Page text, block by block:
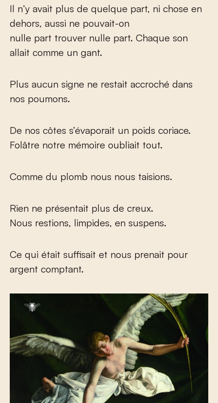
Il n’y avait plus de quelque part, ni chose en
dehors, aussi ne pouvait-on
nulle part trouver nulle part. Chaque son
allait comme un gant.
Plus aucun signe ne restait accroché dans
nos poumons.
De nos côtes s’évaporait un poids coriace.
Folâtre notre mémoire oubliait tout.
Comme du plomb nous nous taisions.
Rien ne présentait plus de creux.
Nous restions, limpides, en suspens.
Ce qui était suffisait et nous prenait pour
argent comptant.